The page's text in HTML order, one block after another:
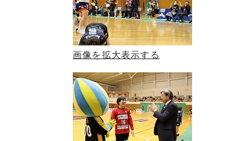
画像を拡大表示する